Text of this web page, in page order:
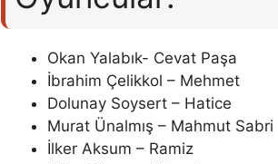
Okan Yalabık- Cevat Paşa
İbrahim Çelikkol – Mehmet
Dolunay Soysert – Hatice
Murat Ünalmış – Mahmut Sabri
İlker Aksum – Ramiz